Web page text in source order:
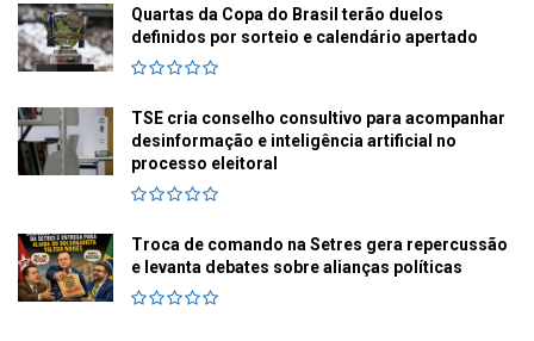
Quartas da Copa do Brasil terão duelos
definidos por sorteio e calendário apertado
TSE cria conselho consultivo para acompanhar
desinformação e inteligência artificial no
processo eleitoral
Troca de comando na Setres gera repercussão
e levanta debates sobre alianças políticas